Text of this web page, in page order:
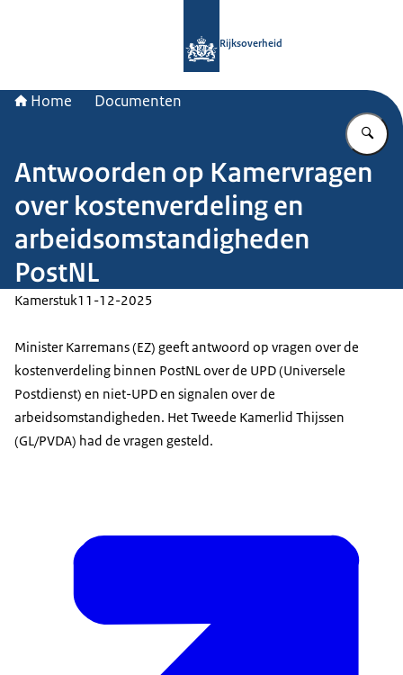
Rijksoverheid
Home Documenten
Antwoorden op Kamervragen
over kostenverdeling en
arbeidsomstandigheden
PostNL
Kamerstuk11-12-2025
Minister Karremans (EZ) geeft antwoord op vragen over de
kostenverdeling binnen PostNL over de UPD (Universele
Postdienst) en niet-UPD en signalen over de
arbeidsomstandigheden. Het Tweede Kamerlid Thijssen
(GL/PVDA) had de vragen gesteld.